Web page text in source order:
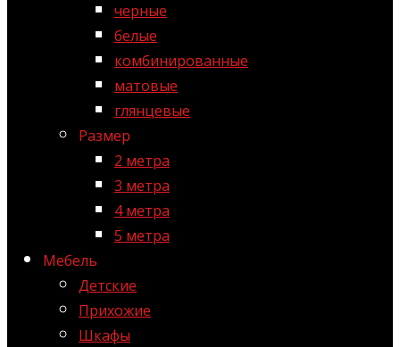
черные
белые
комбинированные
матовые
глянцевые
Размер
2 метра
3 метра
4 метра
5 метра
Мебель
Детские
Прихожие
Шкафы